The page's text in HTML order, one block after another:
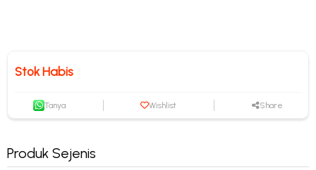
Stok Habis
Tanya Wishlist Share
Produk Sejenis